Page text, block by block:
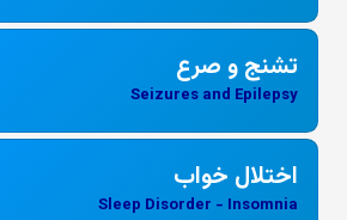
تشنج و صرع
Seizures and Epilepsy
اختلال خواب
Sleep Disorder - Insomnia